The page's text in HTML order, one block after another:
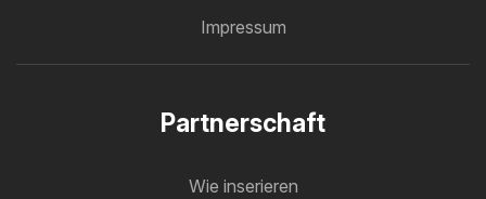
Impressum
Partnerschaft
Wie inserieren